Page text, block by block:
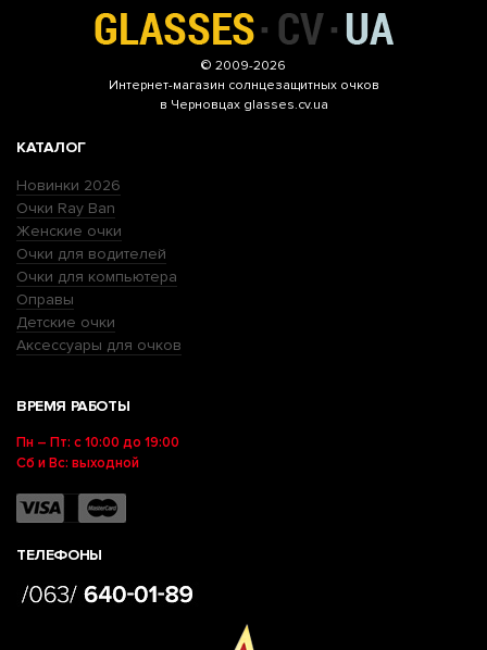
© 2009-2026
Интернет-магазин солнцезащитных очков
в Черновцах glasses.cv.ua
КАТАЛОГ
Новинки 2026
Очки Ray Ban
Женские очки
Очки для водителей
Очки для компьютера
Оправы
Детские очки
Аксессуары для очков
ВРЕМЯ РАБОТЫ
Пн – Пт: с 10:00 до 19:00
Сб и Вс: выходной
ТЕЛЕФОНЫ